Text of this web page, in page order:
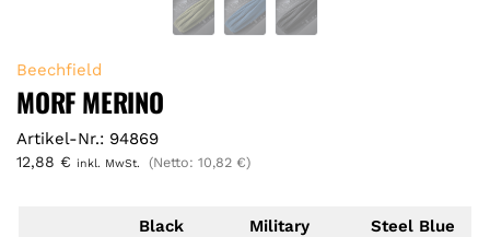
Beechfield
MORF MERINO
Artikel-Nr.: 94869
12,88 € inkl. MwSt. (Netto: 10,82 €)
Black
Military
Steel Blue